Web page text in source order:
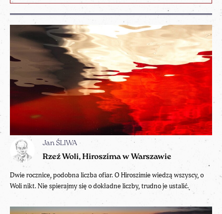
Jan ŚLIWA
Rzeź Woli, Hiroszima w Warszawie
Dwie rocznice, podobna liczba ofiar. O Hiroszimie wiedzą wszyscy, o
Woli nikt. Nie spierajmy się o dokładne liczby, trudno je ustalić.